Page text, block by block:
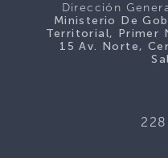
Dirección
Ministerio De
Territorial, Primer
15 Av. Norte,